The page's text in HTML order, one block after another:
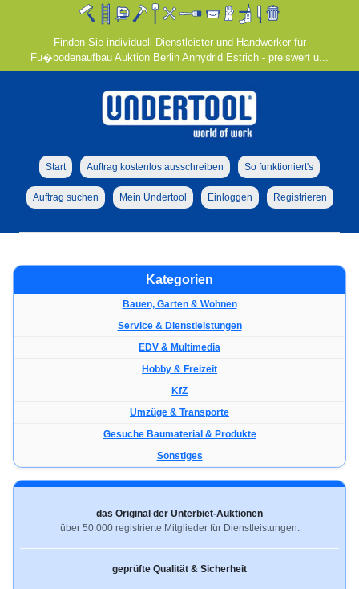
Finden Sie individuell Dienstleister und Handwerker für
Fu�bodenaufbau Auktion Berlin Anhydrid Estrich - preiswert u...
Start Auftrag kostenlos ausschreiben So funktioniert's
Auftrag suchen Mein Undertool Einloggen Registrieren
Kategorien
Bauen, Garten & Wohnen
Service & Dienstleistungen
EDV & Multimedia
Hobby & Freizeit
KfZ
Umzüge & Transporte
Gesuche Baumaterial & Produkte
Sonstiges
das Original der Unterbiet-Auktionen
über 50.000 registrierte Mitglieder für Dienstleistungen.
geprüfte Qualität & Sicherheit